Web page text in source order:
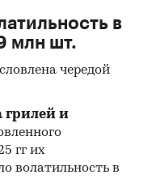
на товары и
стоимости
и услуг в
стоимости в
периода и
времени общего
приобретаемые
в
млн шт.
чередой
грилей и
гг их
волатильность в